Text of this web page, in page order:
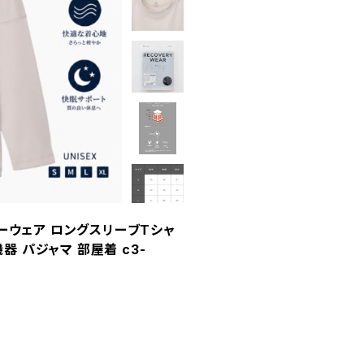
ウェア ロングスリーブTシャ
器 パジャマ 部屋着 c3-